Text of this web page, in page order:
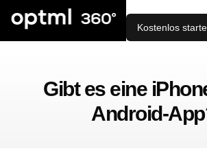
Kostenlos
Gibt es eine
Android-